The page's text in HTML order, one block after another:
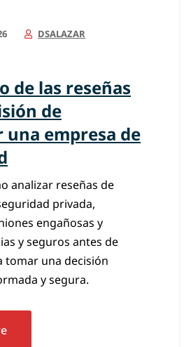
DSALAZAR
de las reseñas
de
empresa de
analizar reseñas de
privada,
engañosas y
y seguros antes de
tomar una decisión
y segura.